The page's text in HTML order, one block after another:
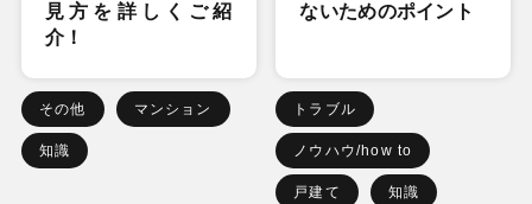
見方を詳しくご紹
介！
その他 マンション
知識
ないためのポイント
トラブル
ノウハウ/how to
戸建て 知識